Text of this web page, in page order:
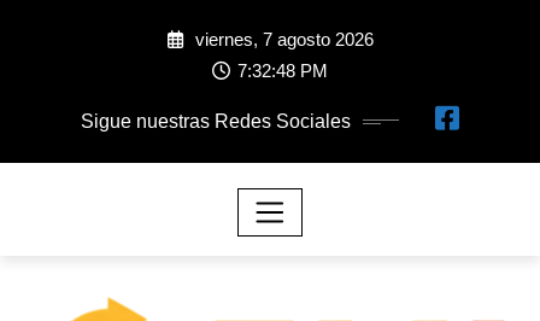
viernes, 7 agosto 2026
7:32:49 PM
Sigue nuestras Redes Sociales